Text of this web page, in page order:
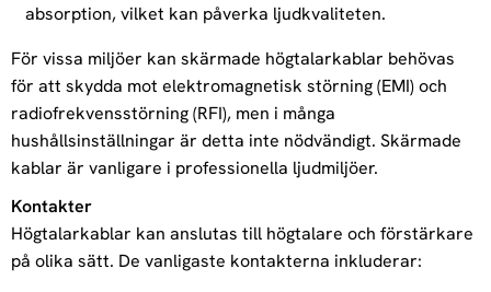
absorption, vilket kan påverka ljudkvaliteten.
För vissa miljöer kan skärmade högtalarkablar behövas
för att skydda mot elektromagnetisk störning (EMI) och
radiofrekvensstörning (RFI), men i många
hushållsinställningar är detta inte nödvändigt. Skärmade
kablar är vanligare i professionella ljudmiljöer.
Kontakter
Högtalarkablar kan anslutas till högtalare och förstärkare
på olika sätt. De vanligaste kontakterna inkluderar: